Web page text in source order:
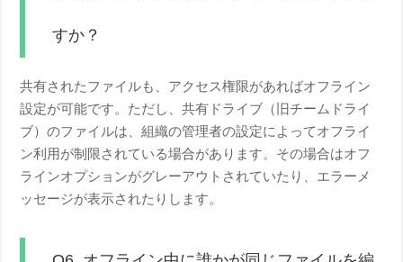
すか？
共有されたファイルも、アクセス権限があればオフライン
設定が可能です。ただし、共有ドライブ（旧チームドライ
ブ）のファイルは、組織の管理者の設定によってオフライ
ン利用が制限されている場合があります。その場合はオフ
ラインオプションがグレーアウトされていたり、エラーメ
ッセージが表示されたりします。